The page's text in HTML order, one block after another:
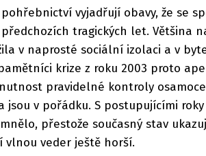
pohřebnictví vyjadřují obavy, že se
tragických let. Většina
v naprosté sociální izolaci a v
krize z roku 2003 proto
pravidelné kontroly
jsou v pořádku. S postupujícími
přestože současný stav
vlnou veder ještě horší.